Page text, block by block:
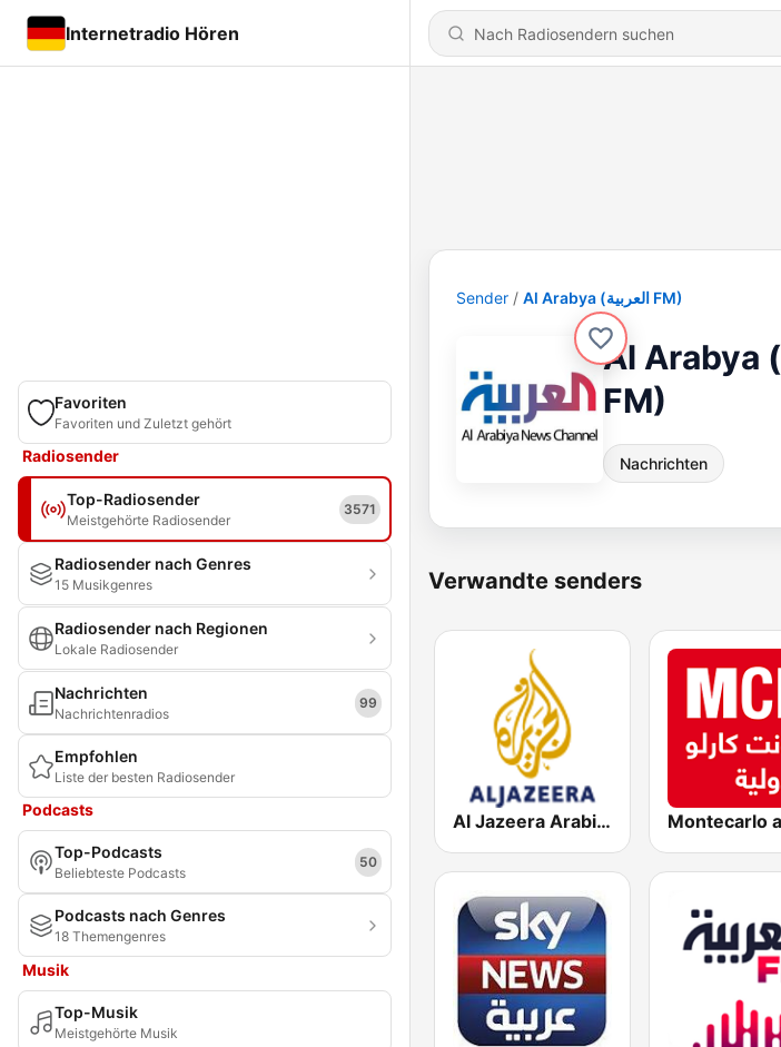
Internetradio Hören
Favoriten
Favoriten und Zuletzt gehört
Radiosender
Top-Radiosender
Meistgehörte Radiosender
3571
Radiosender nach Genres
15 Musikgenres
Radiosender nach Regionen
Lokale Radiosender
Nachrichten
Nachrichtenradios
99
Empfohlen
Liste der besten Radiosender
Podcasts
Top-Podcasts
Beliebteste Podcasts
50
Podcasts nach Genres
18 Themengenres
Musik
Top-Musik
Meistgehörte Musik
Sender Al Arabya (العربية FM)
Al Arabya (العربية
FM)
Nachrichten
Verwandte senders
Al Jazeera Arabic (قناة الجزيرة)